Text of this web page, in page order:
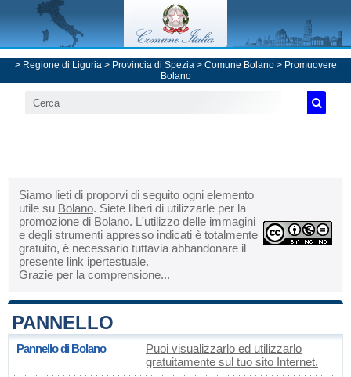
> Regione di Liguria> Provincia di Spezia> Comune Bolano> Promuovere
Bolano
Siamo lieti di proporvi di seguito ogni elemento
utile su Bolano. Siete liberi di utilizzarle per la
promozione di Bolano. L'utilizzo delle immagini
e degli strumenti appresso indicati è totalmente
gratuito, è necessario tuttavia abbandonare il
presente link ipertestuale.
Grazie per la comprensione...
PANNELLO
Pannello di Bolano
Puoi visualizzarlo ed utilizzarlo
gratuitamente sul tuo sito Internet.